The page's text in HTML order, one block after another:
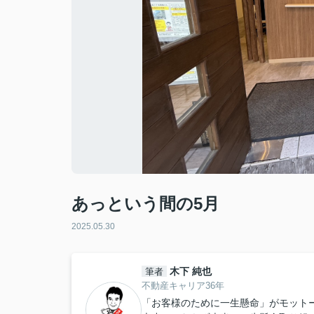
あっという間の5月
2025.05.30
筆者 木下 純也
不動産キャリア36年
「お客様のために一生懸命」がモット